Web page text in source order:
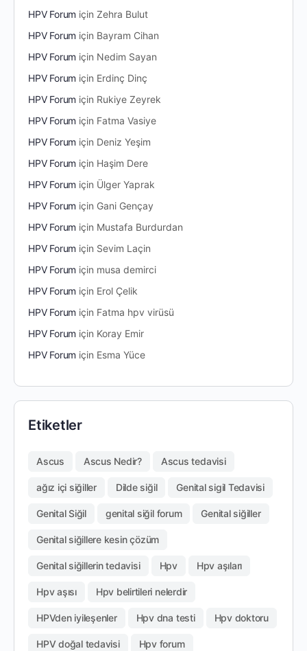
HPV Forum içinZehra Bulut
HPV Forum için Bayram Cihan
HPV Forum için Nedim Sayan
HPV Forum için Erdinç Dinç
HPV Forum için Rukiye Zeyrek
HPV Forum için Fatma Vasiye
HPV Forum için Deniz Yeşim
HPV Forum için Haşim Dere
HPV Forum için Ülger Yaprak
HPV Forum için Gani Gençay
HPV Forum için Mustafa Burdurdan
HPV Forum için Sevim Laçin
HPV Forum için musa demirci
HPV Forum için Erol Çelik
HPV Forum için Fatma hpv virüsü
HPV Forum için Koray Emir
HPV Forum için Esma Yüce
Etiketler
Ascus Ascus Nedir? Ascus tedavisi
ağız içi siğiller Dilde siğil Genital sigil Tedavisi
Genital Siğil genital siğil forum Genital siğiller
Genital siğillere kesin çözüm
Genital siğillerin tedavisi Hpv Hpv aşıları
Hpv aşısı Hpv belirtileri nelerdir
HPVden iyileşenler Hpv dna testi Hpv doktoru
HPV doğal tedavisi Hpv forum